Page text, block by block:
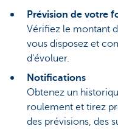
Prévision de votre
Vérifiez le montant
vous disposez et
d'évoluer.
Notifications
Obtenez un
roulement et tirez
des prévisions, des